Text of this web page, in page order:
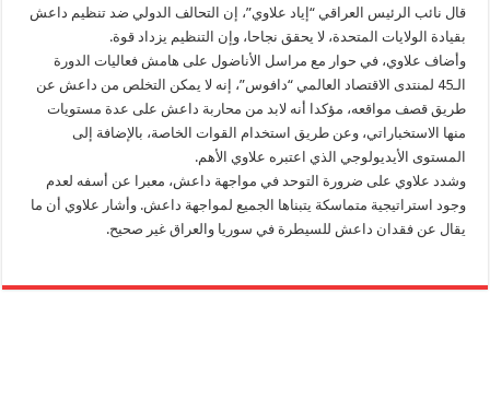
قال نائب الرئيس العراقي “إياد علاوي”، إن التحالف الدولي ضد تنظيم داعش
بقيادة الولايات المتحدة، لا يحقق نجاحا، وإن التنظيم يزداد قوة.
وأضاف علاوي، في حوار مع مراسل الأناضول على هامش فعاليات الدورة
الـ45 لمنتدى الاقتصاد العالمي “دافوس”، إنه لا يمكن التخلص من داعش عن
طريق قصف مواقعه، مؤكدا أنه لابد من محاربة داعش على عدة مستويات
منها الاستخباراتي، وعن طريق استخدام القوات الخاصة، بالإضافة إلى
المستوى الأيديولوجي الذي اعتبره علاوي الأهم.
وشدد علاوي على ضرورة التوحد في مواجهة داعش، معبرا عن أسفه لعدم
وجود استراتيجية متماسكة يتبناها الجميع لمواجهة داعش. وأشار علاوي أن ما
يقال عن فقدان داعش للسيطرة في سوريا والعراق غير صحيح.